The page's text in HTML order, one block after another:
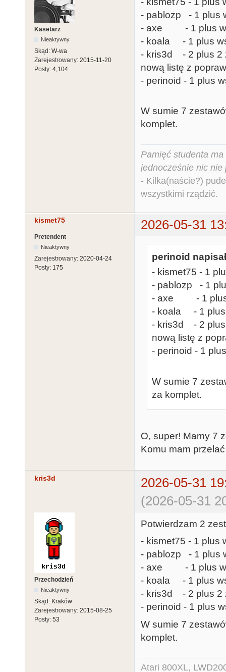
Kasetarz
Nieaktywny
Skąd: W-wa
Zarejestrowany: 2015-11-20
Posty: 4,104
- pablozp - 1 plus
- axe - 1 plus
- koala - 1 plus
- kris3d - 2 plus 2
nową listę z
- perinoid - 1 plus
W sumie 7
komplet.
Pamięć studenta
jednocześnie nic nie
- Kilka(naście?)
wszystkimi rządzić.
kismet75 2026-05-31
Pretendent
Nieaktywny
Zarejestrowany: 2020-04-24
Posty: 175
perinoid
- kismet75 - 1
- pablozp - 1
- axe - 1 plus
- koala - 1 plus
- kris3d - 2 plus
nową listę z
- perinoid - 1
W sumie 7
za komplet.
O, super! Mamy 7
Komu mam
kris3d
2026-05-31
(2026-05-31
Przechodzień
Nieaktywny
Skąd: Kraków
Zarejestrowany: 2015-08-25
Posty: 53
Potwierdzam 2
- kismet75 - 1 plus
- pablozp - 1 plus
- axe - 1 plus
- koala - 1 plus
- kris3d - 2 plus 2
- perinoid - 1 plus
W sumie 7
komplet.
Atari 800XL,